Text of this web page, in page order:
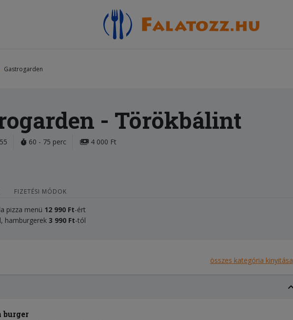
Gastrogarden
- Törökbálint
60 - 75 perc 4 000 Ft
FIZETÉSI MÓDOK
pizza menü 12 990 Ft-ért
hamburgerek 3 990 Ft-tól
összes kategória kinyitása
burger